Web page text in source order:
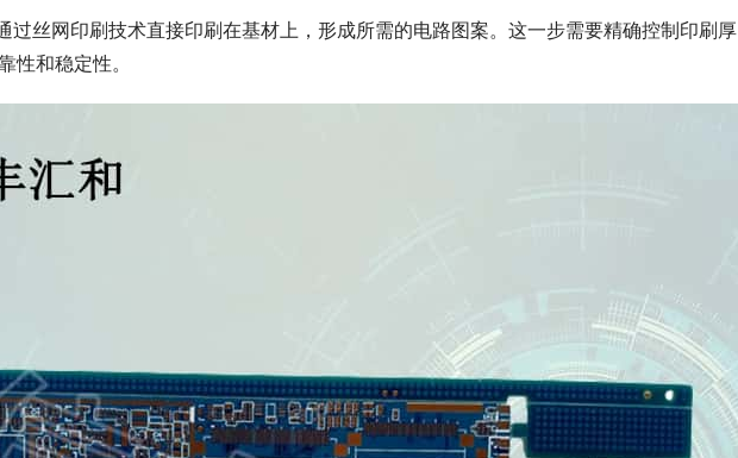
过丝网印刷技术直接印刷在基材上，形成所需的电路图案。这一步需要精确控制印刷厚
性和稳定性。